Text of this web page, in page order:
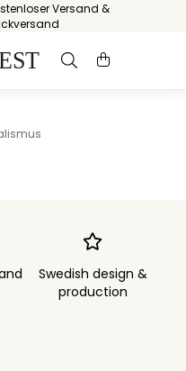
Versand &
Swedish design &
production